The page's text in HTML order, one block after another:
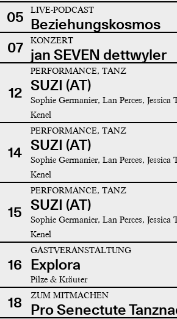
05 LIVE-PODCAST
Beziehungskosmos
07
KONZERT
jan SEVEN dettwyler
12
PERFORMANCE, TANZ
SUZI (AT)
Sophie Germanier, Lan Perces,
Kenel
14
PERFORMANCE, TANZ
SUZI (AT)
Sophie Germanier, Lan Perces,
Kenel
15
PERFORMANCE, TANZ
SUZI (AT)
Sophie Germanier, Lan Perces,
Kenel
16
GASTVERANSTALTUNG
Explora
Pilze & Kräuter
18 ZUM MITMACHEN
Pro Senectute